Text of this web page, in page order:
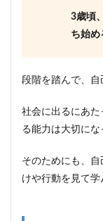
3歳頃
ち始め
段階を踏んで、自
社会に出るにあ
る能力は大切にな
そのためにも、
けや行動を見て学